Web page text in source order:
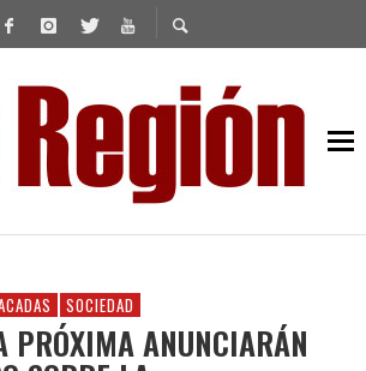
SOCIEDAD
PRÓXIMA ANUNCIARÁN